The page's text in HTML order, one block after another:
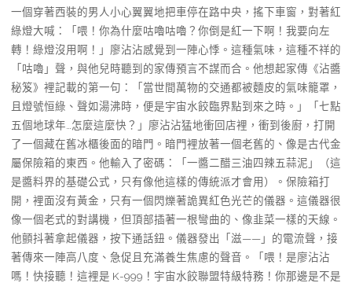
一個穿著西裝的男人小心翼翼地把車停在路中央，搖下車窗，對著紅
綠燈大喊：「喂！你為什麼咕嚕咕嚕？你倒是紅一下啊！我要向左
轉！綠燈沒用啊！」廖沾沾感覺到一陣心悸。這種氣味，這種不祥的
「咕嚕」聲，與他兒時聽到的家傳預言不謀而合。他想起家傳《沾醬
秘笈》裡記載的第一句：「當世間萬物的交通都被麵皮的氣味籠罩，
且燈號恒綠、聲如湯沸時，便是宇宙水餃臨界點到來之時。」「七點
五個地球年…怎麼這麼快？」廖沾沾猛地衝回店裡，衝到後廚，打開
了一個藏在舊冰櫃後面的暗門。暗門裡放著一個老舊的、像是古代金
屬保險箱的東西。他輸入了密碼：「一醬二醋三油四辣五蒜泥」（這
是醬料界的基礎公式，只有像他這樣的傳統派才會用）。保險箱打
開，裡面沒有黃金，只有一個閃爍著詭異紅色光芒的儀器。這儀器很
像一個老式的對講機，但頂部插著一根彎曲的、像韭菜一樣的天線。
他顫抖著拿起儀器，按下通話鈕。儀器發出「滋——」的電流聲，接
著傳來一陣高八度、急促且充滿養生焦慮的聲音。「喂！是廖沾沾
嗎！快接聽！這裡是 K-999！宇宙水餃聯盟特級特務！你那邊是不是